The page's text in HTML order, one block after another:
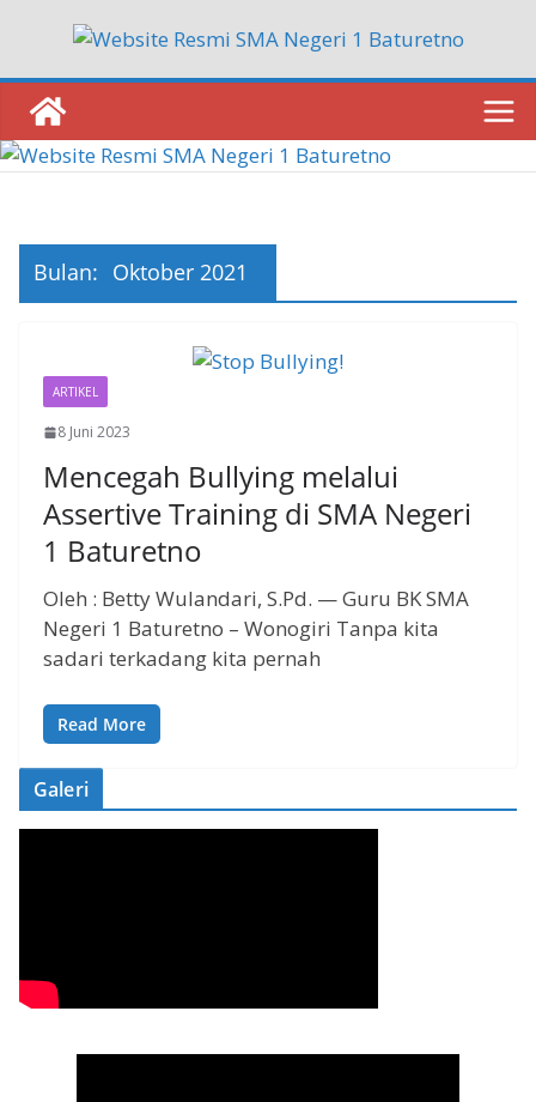
content
Bulan: Oktober 2021
ARTIKEL
8 Juni 2023
Mencegah Bullying melalui
Assertive Training di SMA Negeri
1 Baturetno
Oleh : Betty Wulandari, S.Pd. — Guru BK SMA
Negeri 1 Baturetno – Wonogiri Tanpa kita
sadari terkadang kita pernah
Read More
Galeri